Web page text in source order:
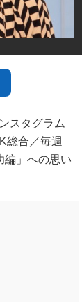
スタグラム
総合／毎週
編」への思い